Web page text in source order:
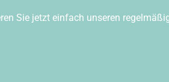
Sie jetzt einfach unseren